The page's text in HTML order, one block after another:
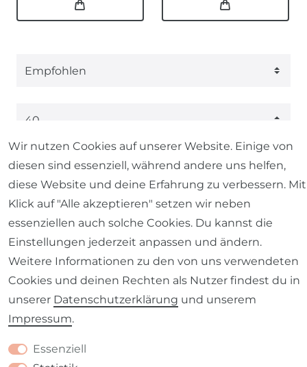
1 2
* inkl. ges. MwSt. zzgl. Versandkosten
Wir nutzen Cookies auf unserer Website. Einige von
diesen sind essenziell, während andere uns helfen,
diese Website und deine Erfahrung zu verbessern. Mit
Klick auf "Alle akzeptieren" setzen wir neben
essenziellen auch solche Cookies. Du kannst die
Einstellungen jederzeit anpassen und ändern.
Weitere Informationen zu den von uns verwendeten
Cookies und deinen Rechten als Nutzer findest du in
unserer Daten­schutz­erklärung und unserem
Impressum.
Essenziell